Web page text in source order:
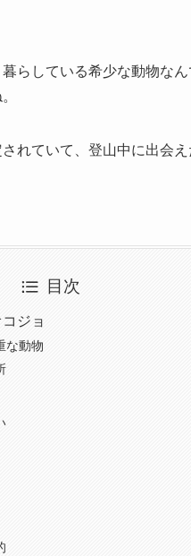
らしている希少な動物な
れていて、登山中に出会
目次
ジョ
な動物